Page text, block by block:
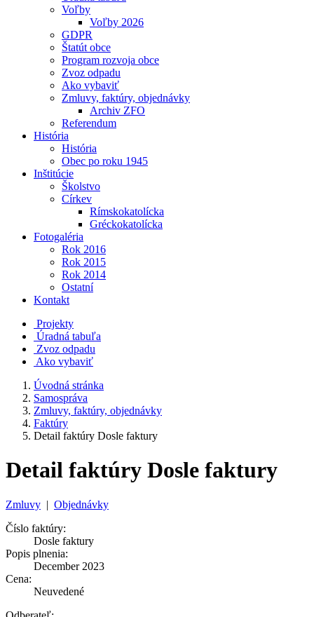
Voľby
Voľby 2026
GDPR
Štatút obce
Program rozvoja obce
Zvoz odpadu
Ako vybaviť
Zmluvy, faktúry, objednávky
Archiv ZFO
Referendum
História
História
Obec po roku 1945
Inštitúcie
Školstvo
Církev
Rímskokatolícka
Gréckokatolícka
Fotogaléria
Rok 2016
Rok 2015
Rok 2014
Ostatní
Kontakt
Projekty
Úradná tabuľa
Zvoz odpadu
Ako vybaviť
Úvodná stránka
Samospráva
Zmluvy, faktúry, objednávky
Faktúry
Detail faktúry Dosle faktury
Detail faktúry Dosle faktury
Zmluvy | Objednávky
Číslo faktúry:
Dosle faktury
Popis plnenia:
December 2023
Cena:
Neuvedené